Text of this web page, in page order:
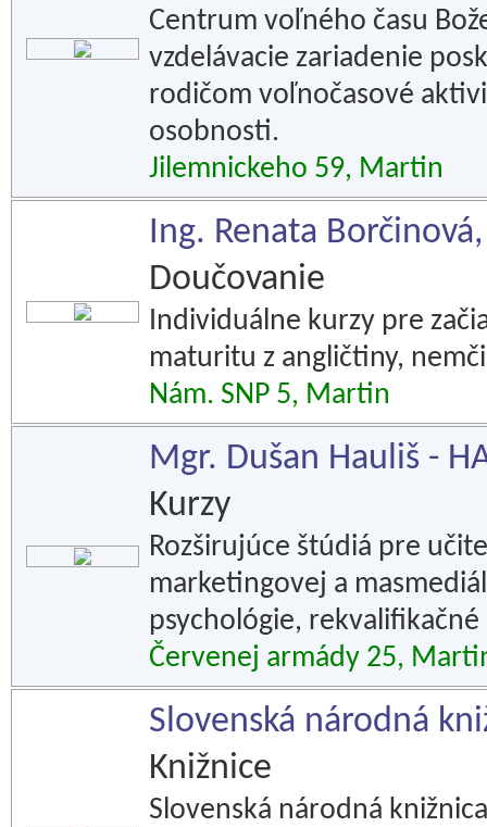
Centrum voľného času
vzdelávacie zariadenie
rodičom voľnočasové
osobnosti.
Jilemnickeho 59, Martin
Ing. Renata
Doučovanie
Individuálne kurzy pre
maturitu z angličtiny,
Nám. SNP 5, Martin
Mgr. Dušan Hauliš -
Kurzy
Rozširujúce štúdiá pre
marketingovej a
psychológie, rekvalifikačné
Červenej armády 25,
Slovenská národná
Knižnice
Slovenská národná